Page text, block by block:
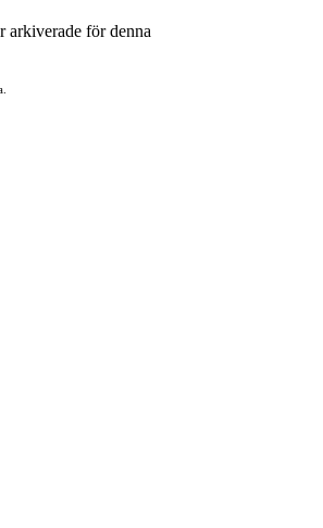
arkiverade för denna